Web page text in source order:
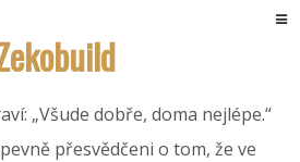
„Všude dobře, doma nejlépe.“
přesvědčeni o tom, že ve